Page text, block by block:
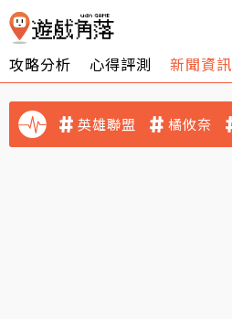
攻略分析 心得評測 新聞資訊
英雄聯盟 橘攸奈